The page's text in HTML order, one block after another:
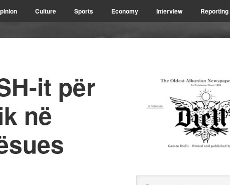
Culture Sports Economy Interview Reporting
it për
në